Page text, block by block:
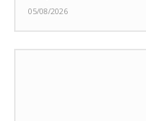
05/08/2026